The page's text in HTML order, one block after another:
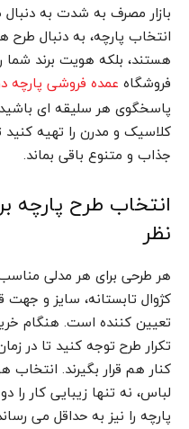
بازار مصرف به شدت به
انتخاب پارچه، به دنبال طرح
هستند، بلکه هویت برند شما
فروشگاه عمده فروشی پارچه
پاسخگوی هر سلیقه ای
کلاسیک و مدرن را تهیه
جذاب و متنوع باقی بماند.
انتخاب طرح پارچه
نظر
هر طرحی برای هر مدلی
کژوال تابستانه، سایز و جهت
تعیین کننده است. هنگام
تکرار طرح توجه کنید تا در
کنار هم قرار بگیرند.
لباس، نه تنها زیبایی کار
پارچه را نیز به حداقل می